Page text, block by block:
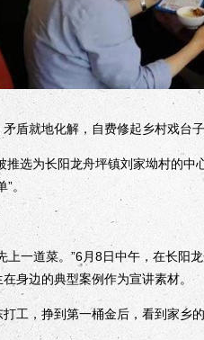
盾就地化解，自费修起乡村戏台
为长阳龙舟坪镇刘家坳村的中
。
一道菜。”6月8日中午，在长阳龙
身边的典型案例作为宣讲素材。
，挣到第一桶金后，看到家乡